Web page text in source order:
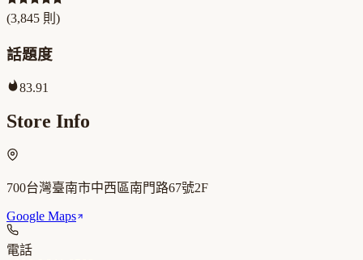
(3,845 則)
話題度
83.91
Store Info
700台灣臺南市中西區南門路67號2F
Google Maps
電話